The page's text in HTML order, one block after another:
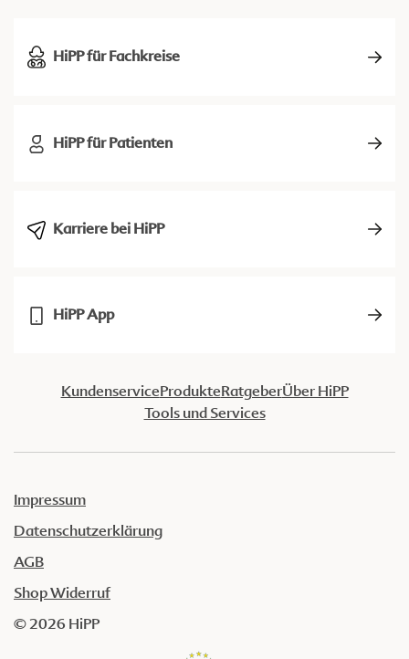
HiPP für Fachkreise
HiPP für Patienten
Karriere bei HiPP
HiPP App
KundenserviceProdukteRatgeberÜber HiPP
Tools und Services
Impressum
Datenschutzerklärung
AGB
Shop Widerruf
© 2026 HiPP